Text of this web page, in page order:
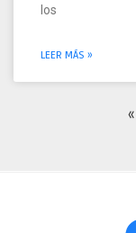
los
LEER MÁS »